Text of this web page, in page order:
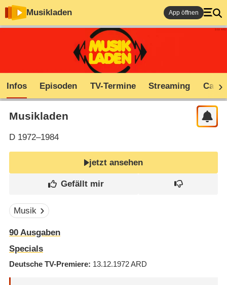
Musikladen App öffnen
Infos Episoden TV-Termine Streaming Cast
Musikladen
D1972–1984
jetzt ansehen
Musik
90 Ausgaben
Specials
Deutsche TV-Premiere 13.12.1972ARD